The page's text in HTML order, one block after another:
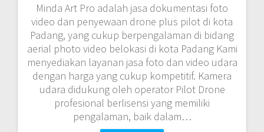
Minda Art Pro adalah jasa dokumentasi foto
video dan penyewaan drone plus pilot di kota
Padang, yang cukup berpengalaman di bidang
aerial photo video belokasi di kota Padang Kami
menyediakan layanan jasa foto dan video udara
dengan harga yang cukup kompetitif. Kamera
udara didukung oleh operator Pilot Drone
profesional berlisensi yang memiliki
pengalaman, baik dalam…